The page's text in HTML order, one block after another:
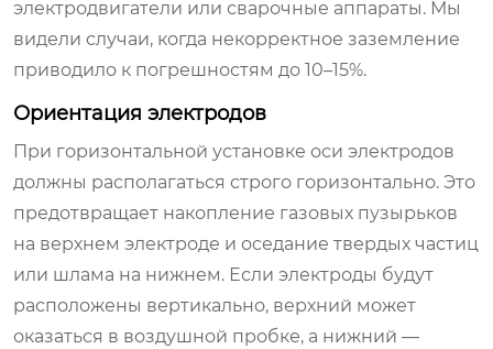
электродвигатели или сварочные аппараты. Мы
видели случаи, когда некорректное заземление
приводило к погрешностям до 10–15%.
Ориентация электродов
При горизонтальной установке оси электродов
должны располагаться строго горизонтально. Это
предотвращает накопление газовых пузырьков
на верхнем электроде и оседание твердых частиц
или шлама на нижнем. Если электроды будут
расположены вертикально, верхний может
оказаться в воздушной пробке, а нижний —